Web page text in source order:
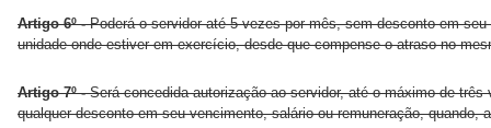
Artigo 6º -Poderá o servidor até 5 vezes por mês, sem desconto em
unidade onde estiver em exercício, desde que compense o atraso no
Artigo 7º -Será concedida autorização ao servidor, até o máximo de
qualquer desconto em seu vencimento, salário ou remuneração,